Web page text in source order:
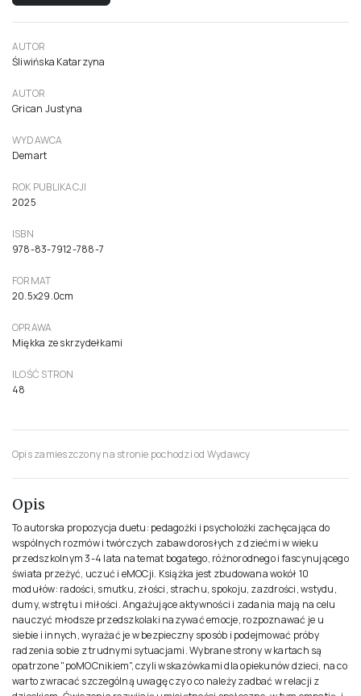
AUTOR
Śliwińska Katarzyna
AUTOR
Grican Justyna
WYDAWCA
Demart
ROK PUBLIKACJI
2025
ISBN
978-83-7912-788-7
FORMAT
20.5x29.0cm
OPRAWA
Miękka ze skrzydełkami
ILOŚĆ STRON
48
Opis zamieszczony na stronie pochodzi od Wydawcy
Opis
To autorska propozycja duetu: pedagożki i psycholożki zachęcająca do
wspólnych rozmów i twórczych zabaw dorosłych z dziećmi w wieku
przedszkolnym 3-4 lata na temat bogatego, różnorodnego i fascynującego
świata przeżyć, uczuć i eMOCji. Książka jest zbudowana wokół 10
modułów: radości, smutku, złości, strachu, spokoju, zazdrości, wstydu,
dumy, wstrętu i miłości. Angażujące aktywności i zadania mają na celu
nauczyć młodsze przedszkolaki nazywać emocje, rozpoznawać je u
siebie i innych, wyrażać je w bezpieczny sposób i podejmować próby
radzenia sobie z trudnymi sytuacjami. Wybrane strony w kartach są
opatrzone "poMOCnikiem", czyli wskazówkami dla opiekunów dzieci, na co
warto zwracać szczególną uwagę czy o co należy zadbać w relacji z